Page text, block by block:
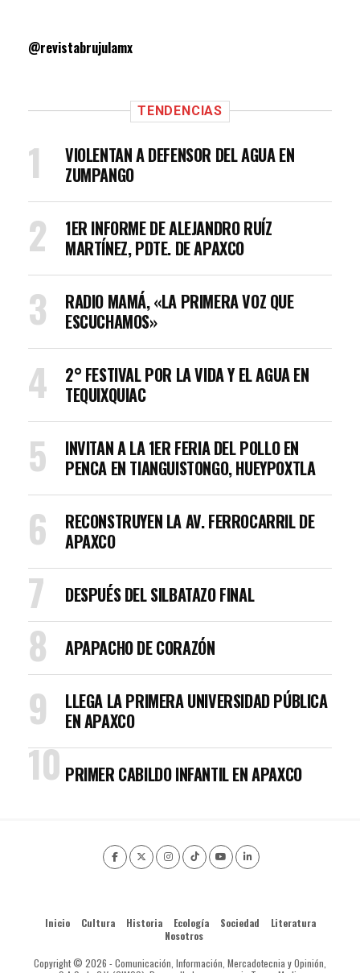
@revistabrujulamx
TENDENCIAS
VIOLENTAN A DEFENSOR DEL AGUA EN
ZUMPANGO
1ER INFORME DE ALEJANDRO RUÍZ
MARTÍNEZ, PDTE. DE APAXCO
RADIO MAMÁ, «LA PRIMERA VOZ QUE
ESCUCHAMOS»
2° FESTIVAL POR LA VIDA Y EL AGUA EN
TEQUIXQUIAC
INVITAN A LA 1ER FERIA DEL POLLO EN
PENCA EN TIANGUISTONGO, HUEYPOXTLA
RECONSTRUYEN LA AV. FERROCARRIL DE
APAXCO
DESPUÉS DEL SILBATAZO FINAL
APAPACHO DE CORAZÓN
LLEGA LA PRIMERA UNIVERSIDAD PÚBLICA
EN APAXCO
PRIMER CABILDO INFANTIL EN APAXCO
Inicio Cultura Historia Ecología Sociedad
Literatura
Nosotros
Copyright © 2026 - Comunicación, Información, Mercadotecnia y Opinión,